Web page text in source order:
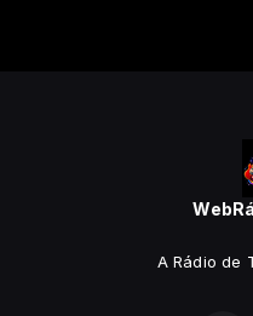
A Rádio de